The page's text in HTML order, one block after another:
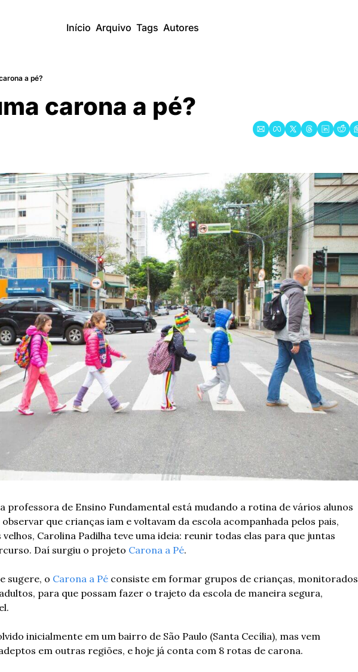
Início Arquivo Tags Autores
a pé?
carona a pé?
professora de Ensino Fundamental está mudando a rotina de vários alunos
observar que crianças iam e voltavam da escola acompanhada pelos pais,
Carolina Padilha teve uma ideia: reunir todas elas para que juntas
Daí surgiu o projeto Carona a Pé.
sugere, o Carona a Pé consiste em formar grupos de crianças, monitorados
para que possam fazer o trajeto da escola de maneira segura,
inicialmente em um bairro de São Paulo (Santa Cecília), mas vem
em outras regiões, e hoje já conta com 8 rotas de carona.